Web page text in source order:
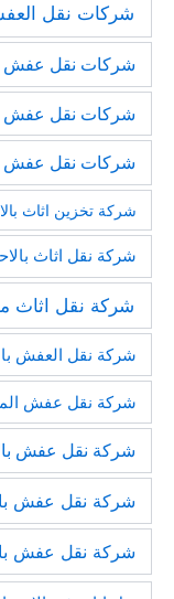
شركات نقل
شركات نقل عفش
شركات نقل عفش
شركات نقل عفش
شركة تخزين اثاث
شركة نقل اثاث
شركة نقل اثاث
شركة نقل العفش
شركة نقل عفش
شركة نقل عفش
شركة نقل عفش
شركة نقل عفش